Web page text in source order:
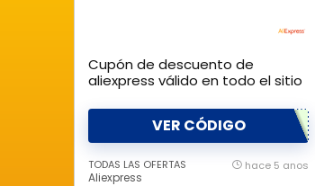
Cupón de descuento de
aliexpress válido en todo el sitio
VER CÓDIGO
TODAS LAS OFERTAS
Aliexpress
hace 5 anos